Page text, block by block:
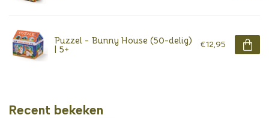
Puzzel - Bunny House (50-delig)
| 5+ €12,95
Recent bekeken